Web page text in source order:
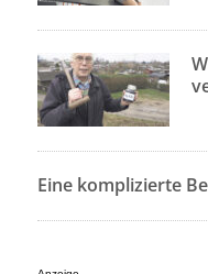
Eine komplizierte